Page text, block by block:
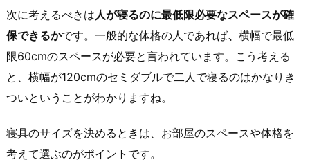
次に考えるべきは人が寝るのに最低限必要なスペースが確
保できるかです。一般的な体格の人であれば、 横幅で最低
限60cmのスペースが必要と言われています。こう考える
と、横幅が120cmのセミダブルで二人で寝るのはかなりき
ついということがわかりますね。
寝具のサイズを決めるときは、お部屋のスペースや体格を
考えて選ぶのがポイントです。